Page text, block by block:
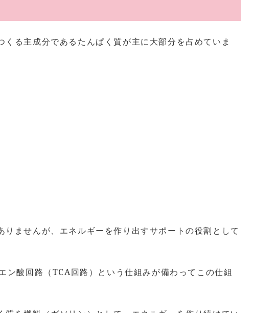
る主成分であるたんぱく質が主に大部分を占めていま
ませんが、エネルギーを作り出すサポートの役割として
酸回路（TCA回路）という仕組みが備わってこの仕組